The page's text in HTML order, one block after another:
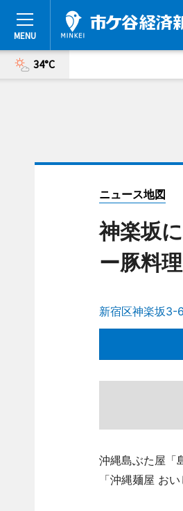
34°C
ニュース地図
神楽坂
ー豚料
新宿区神楽坂3-
沖縄島ぶた屋「
「沖縄麺屋 お